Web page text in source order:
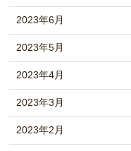
2023年6月
2023年5月
2023年4月
2023年3月
2023年2月